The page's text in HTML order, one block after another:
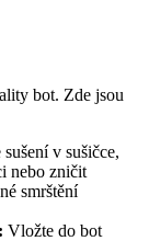
bot. Zde jsou
sušení v sušičce,
nebo zničit
smrštění
Vložte do bot